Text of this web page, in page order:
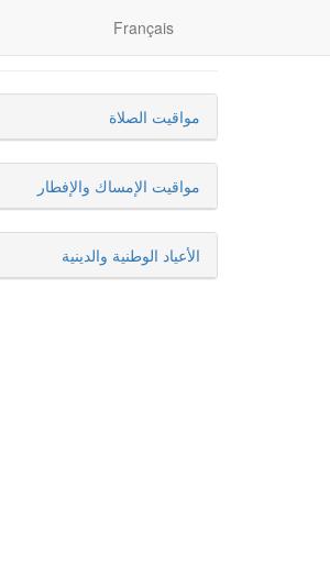
Français
مواقيت الصلاة
مواقيت الإمساك والإفطار
الأعياد الوطنية والدينية